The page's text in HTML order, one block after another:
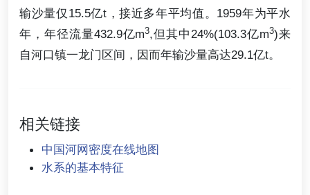
输沙量仅15.5亿t，接近多年平均值。1959年为平水
年，年径流量432.9亿m3,但其中24%(103.3亿m3)来
自河口镇一龙门区间，因而年输沙量高达29.1亿t。
相关链接
中国河网密度在线地图
水系的基本特征